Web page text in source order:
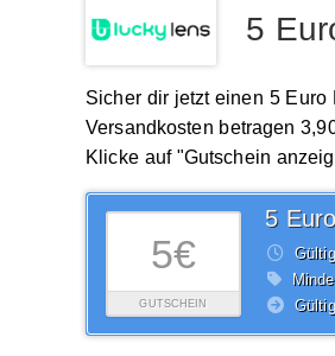
5
Sicher dir jetzt einen 5
Versandkosten betragen
Klicke auf "Gutschein
5€
GUTSCHEIN
5